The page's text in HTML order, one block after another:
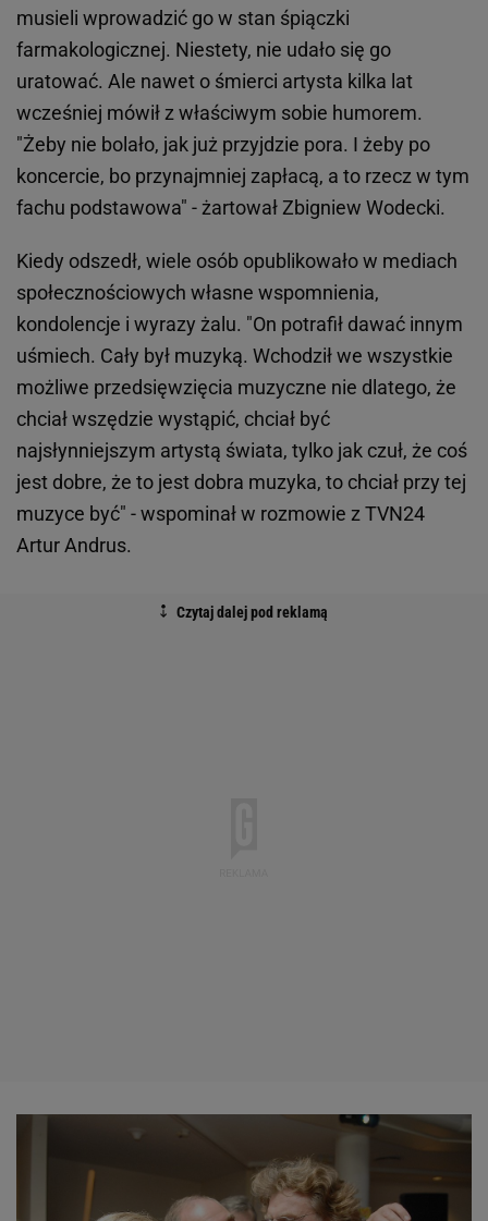
musieli wprowadzić go w stan śpiączki
farmakologicznej. Niestety, nie udało się go
uratować. Ale nawet o śmierci artysta kilka lat
wcześniej mówił z właściwym sobie humorem.
"Żeby nie bolało, jak już przyjdzie pora. I żeby po
koncercie, bo przynajmniej zapłacą, a to rzecz w tym
fachu podstawowa" - żartował Zbigniew Wodecki.
Kiedy odszedł, wiele osób opublikowało w mediach
społecznościowych własne wspomnienia,
kondolencje i wyrazy żalu. "On potrafił dawać innym
uśmiech. Cały był muzyką. Wchodził we wszystkie
możliwe przedsięwzięcia muzyczne nie dlatego, że
chciał wszędzie wystąpić, chciał być
najsłynniejszym artystą świata, tylko jak czuł, że coś
jest dobre, że to jest dobra muzyka, to chciał przy tej
muzyce być" - wspominał w rozmowie z TVN24
Artur Andrus.